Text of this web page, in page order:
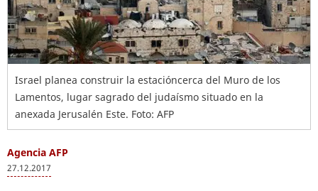
Israel planea construir la estacióncerca del Muro de los
Lamentos, lugar sagrado del judaísmo situado en la
anexada Jerusalén Este. Foto: AFP
Agencia AFP
27.12.2017